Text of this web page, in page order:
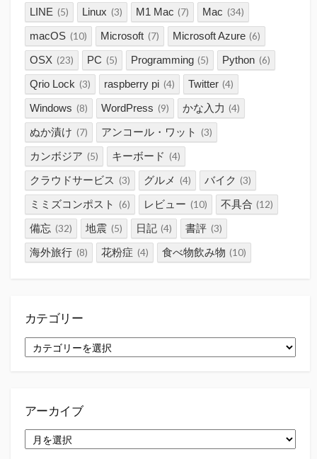
LINE (5) Linux (3) M1 Mac (7) Mac (34)
macOS (10) Microsoft (7) Microsoft Azure (6)
OSX (23) PC (5) Programming (5) Python (6)
Qrio Lock (3) raspberry pi (4) Twitter (4)
Windows (8) WordPress (9) かな入力 (4)
ぬか漬け (7) アンコール・ワット (3)
カンボジア (5) キーボード (4)
クラウドサービス (3) グルメ (4) バイク (3)
ミミズコンポスト (6) レビュー (10) 不具合 (12)
備忘 (32) 地震 (5) 日記 (4) 書評 (3)
海外旅行 (8) 花粉症 (4) 食べ物飲み物 (10)
カテゴリー
テ
アーカイブ
ー